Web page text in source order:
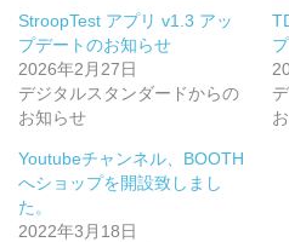
StroopTest アプリ v1.3 アッ
プデートのお知らせ
2026年2月27日
デジタルスタンダードからの
お知らせ
Youtubeチャンネル、BOOTH
へショップを開設致しまし
た。
2022年3月18日